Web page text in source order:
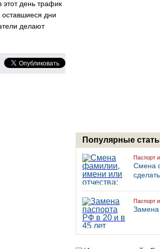
этот день трафик
дни
делают
Популярные
Паспорт
Смена
сделать
Паспорт
Замена